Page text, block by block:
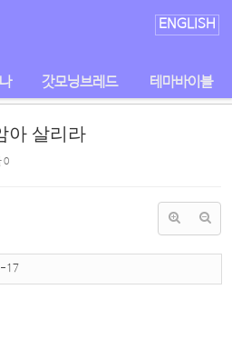
ENGLISH
갓모닝브레드 테마바이블
아 살리라
0
17